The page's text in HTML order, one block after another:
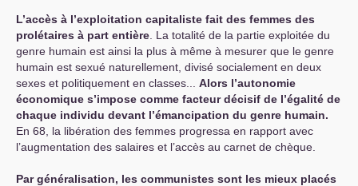
L’accès à l’exploitation capitaliste fait des femmes des
prolétaires à part entière . La totalité de la partie exploitée du
genre humain est ainsi la plus à même à mesurer que le genre
humain est sexué naturellement, divisé socialement en deux
sexes et politiquement en classes... Alors l’autonomie
économique s’impose comme facteur décisif de l’égalité de
chaque individu devant l’émancipation du genre humain.
En 68, la libération des femmes progressa en rapport avec
l’augmentation des salaires et l’accès au carnet de chèque.
Par généralisation, les communistes sont les mieux placés